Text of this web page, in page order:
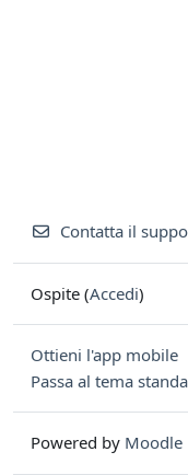
Contatta il
Ospite (Accedi)
Ottieni l'app mobile
Passa al tema
Powered by Moodle